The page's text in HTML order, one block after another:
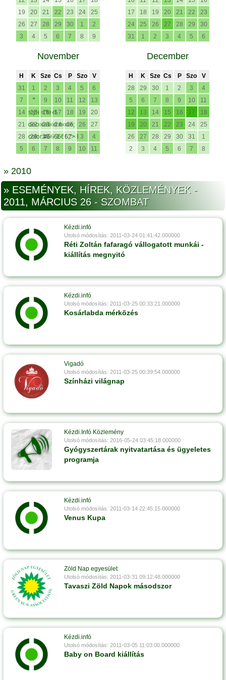
19
20 21 22 23 24
25
26
27 28 29 30 1
2
3
4 5 6 7 8 9
17
18 19 20 21 22
23
24
25 26 27 28 29
30
31
1 2 3 4 5 6
November
H K Sze Cs P Szo
V
31
1 2 3 4 5
6
7
"
style="text-
decoration:none;
color:#666666;">8
9 10 11 12
13
14
15 16 17 18 19
20
21
22 23 24 25 26
27
28
29 30 1 2 3
4
5
6 7 8 9 10 11
December
H K Sze Cs P Szo
V
28
29 30 1 2 3
4
5
6 7 8 9 10
11
12
13 14 15 16 17
18
19
20 21 22 23 24
25
26
27 28 29 30 31
1
2
3 4 5 6 7 8
» 2010
» ESEMÉNYEK, HÍREK, KÖZLEMÉNYEK -
2011, MÁRCIUS 26 - SZOMBAT
Kézdi.infó
Utolsó módosítás: 2011-03-24 01:41:42.000000
Réti Zoltán fafaragó vállogatott munkái -
kiállítás megnyitó
Kézdi.infó
Utolsó módosítás: 2011-03-25 00:33:21.000000
Kosárlabda mérkõzés
Vigadó
Utolsó módosítás: 2011-03-25 00:39:54.000000
Színházi világnap
Kézdi.Infó Közlemény
Utolsó módosítás: 2016-05-24 03:45:18.000000
Gyógyszertárak nyitvatartása és ügyeletes
programja
Kézdi.infó
Utolsó módosítás: 2011-03-14 22:45:15.000000
Venus Kupa
Zöld Nap egyesület
Utolsó módosítás: 2011-03-31 09:12:48.000000
Tavaszi Zöld Napok másodszor
Kézdi.infó
Utolsó módosítás: 2011-03-05 11:03:00.000000
Baby on Board kiállítás